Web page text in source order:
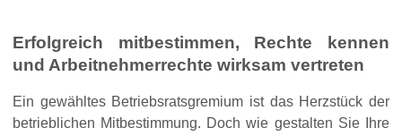
Erfolgreich mitbestimmen, Rechte kennen
und Arbeitnehmerrechte wirksam vertreten
Ein gewähltes Betriebsratsgremium ist das Herzstück der
betrieblichen Mitbestimmung. Doch wie gestalten Sie Ihre